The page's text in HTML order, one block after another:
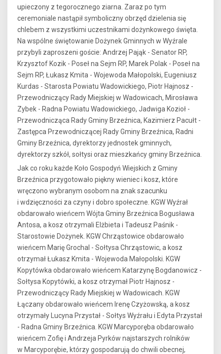
upieczony z tegorocznego ziarna. Zaraz po tym
ceremoniale nastąpił symboliczny obrzęd dzielenia się
chlebem z wszystkimi uczestnikami dożynkowego święta.
Na wspólne świętowanie Dożynek Gminnych w Wyźrale
przybyli zaproszeni goście: Andrzej Pająk - Senator RP,
Krzysztof Kozik - Poseł na Sejm RP, Marek Polak - Poseł na
Sejm RP, Łukasz Kmita - Wojewoda Małopolski, Eugeniusz
Kurdas - Starosta Powiatu Wadowickiego, Piotr Hajnosz -
Przewodniczący Rady Miejskiej w Wadowicach, Mirosława
Zybek - Radna Powiatu Wadowickiego, Jadwiga Kozioł -
Przewodnicząca Rady Gminy Brzeźnica, Kazimierz Pacułt -
Zastępca Przewodniczącej Rady Gminy Brzeźnica, Radni
Gminy Brzeźnica, dyrektorzy jednostek gminnych,
dyrektorzy szkół, sołtysi oraz mieszkańcy gminy Brzeźnica.
Jak co roku każde Koło Gospodyń Wiejskich z Gminy
Brzeźnica przygotowało piękny wieniec i kosz, które
wręczono wybranym osobom na znak szacunku
i wdzięczności za czyny i dobro społeczne. KGW Wyźrał
obdarowało wieńcem Wójta Gminy Brzeźnica Bogusława
Antosa, a kosz otrzymali Elżbieta i Tadeusz Paśnik -
Starostowie Dożynek. KGW Chrząstowice obdarowało
wieńcem Marię Grochal - Sołtysa Chrząstowic, a kosz
otrzymał Łukasz Kmita - Wojewoda Małopolski. KGW
Kopytówka obdarowało wieńcem Katarzynę Bogdanowicz -
Sołtysa Kopytówki, a kosz otrzymał Piotr Hajnosz -
Przewodniczący Rady Miejskiej w Wadowicach. KGW
Łączany obdarowało wieńcem Irenę Czyżowską, a kosz
otrzymały Lucyna Przystał - Sołtys Wyźrału i Edyta Przystał
- Radna Gminy Brzeźnica. KGW Marcyporęba obdarowało
wieńcem Zofię i Andrzeja Pyrków najstarszych rolników
w Marcyporębie, którzy gospodarują do chwili obecnej,